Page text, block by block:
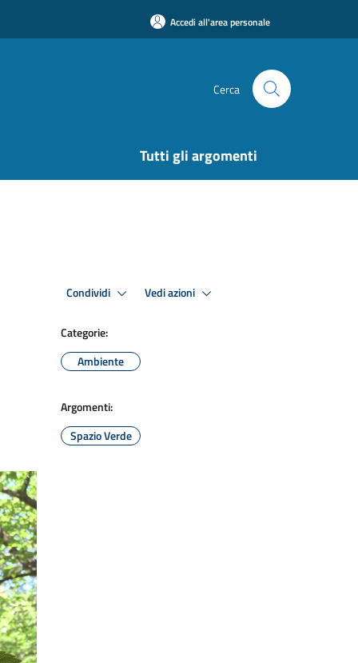
Accedi all'area personale
Cerca
Tutti gli argomenti
Condividi Vedi azioni
Categorie:
Ambiente
Argomenti:
Spazio Verde